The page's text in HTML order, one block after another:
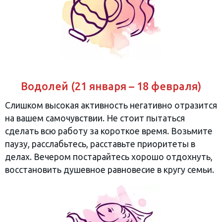
Водолей (21 января – 18 февраля)
Слишком высокая активность негативно отразится
на вашем самочувствии. Не стоит пытаться
сделать всю работу за короткое время. Возьмите
паузу, расслабьтесь, расставьте приоритеты в
делах. Вечером постарайтесь хорошо отдохнуть,
восстановить душевное равновесие в кругу семьи.